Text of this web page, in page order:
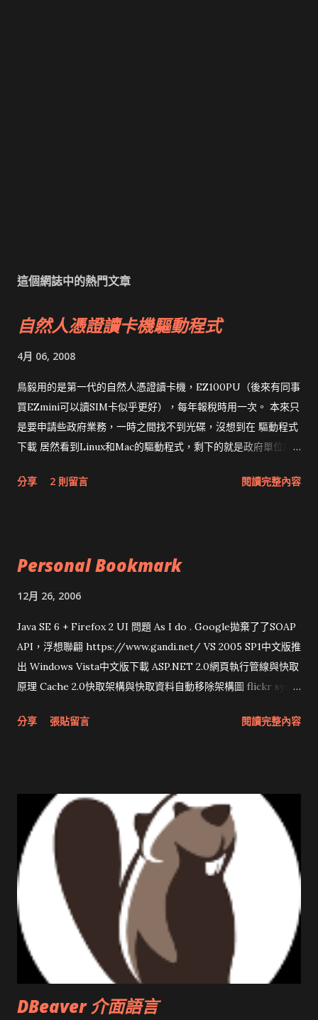
這個網誌中的熱門文章
自然人憑證讀卡機驅動程式
4月 06, 2008
鳥毅用的是第一代的自然人憑證讀卡機，EZ100PU（後來有同事
買EZmini可以讀SIM卡似乎更好），每年報稅時用一次。 本來只
是要申請些政府業務，一時之間找不到光碟，沒想到在 驅動程式
下載 居然看到Linux和Mac的驅動程式，剩下的就是政府單位的
分享 2 則留言 閱讀完整內容
Personal Bookmark
12月 26, 2006
Java SE 6 + Firefox 2 UI 問題 As I do . Google拋棄了了SOAP
API，浮想聯翩 https://www.gandi.net/ VS 2005 SP1中文版推
出 Windows Vista中文版下載 ASP.NET 2.0網頁執行管線與快取
原理 Cache 2.0快取架構與快取資料自動移除架構圖 flickr sync
圖治推動改革 Wait and see 國內某SOC疑遭駭客入侵 大砲開講
分享 張貼留言 閱讀完整內容
DBeaver 介面語言